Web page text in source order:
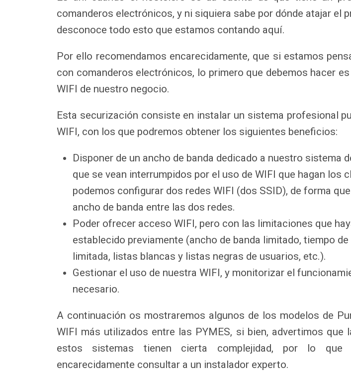
comanderos electrónicos, y ni siquiera sabe por dónde atajar el
desconoce todo esto que estamos contando aquí.
Por ello recomendamos encarecidamente, que si estamos
con comanderos electrónicos, lo primero que debemos hacer
WIFI de nuestro negocio.
Esta securización consiste en instalar un sistema profesional
WIFI, con los que podremos obtener los siguientes beneficios:
Disponer de un ancho de banda dedicado a nuestro sistema
que se vean interrumpidos por el uso de WIFI que hagan los
podemos configurar dos redes WIFI (dos SSID), de forma
ancho de banda entre las dos redes.
Poder ofrecer acceso WIFI, pero con las limitaciones que
establecido previamente (ancho de banda limitado, tiempo
limitada, listas blancas y listas negras de usuarios, etc.).
Gestionar el uso de nuestra WIFI, y monitorizar el
necesario.
A continuación os mostraremos algunos de los modelos de
WIFI más utilizados entre las PYMES, si bien, advertimos que
estos sistemas tienen cierta complejidad, por lo que
encarecidamente consultar a un instalador experto.